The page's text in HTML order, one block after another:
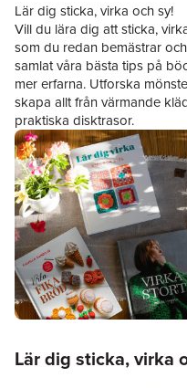
Lär dig sticka, virka och sy!
Vill du lära dig att sticka,
som du redan bemästrar
samlat våra bästa tips på
mer erfarna. Utforska
skapa allt från värmande
praktiska disktrasor.
Lär dig sticka, virka